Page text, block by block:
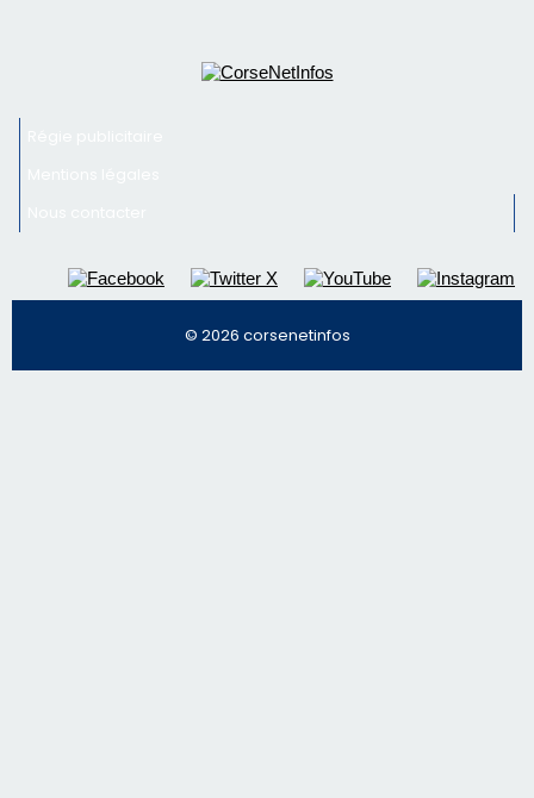
© 2026 corsenetinfos